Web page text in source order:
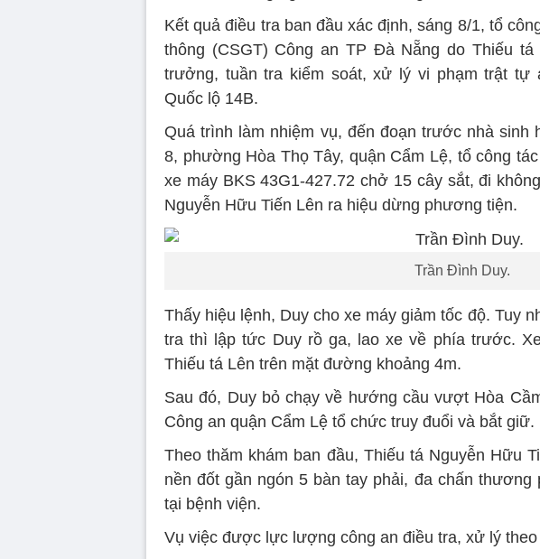
Kết quả điều tra ban đầu xác định, sáng 8/1, tổ
thông (CSGT) Công an TP Đà Nẵng do Thiếu
trưởng, tuần tra kiểm soát, xử lý vi phạm trật tự
Quốc lộ 14B.
Quá trình làm nhiệm vụ, đến đoạn trước nhà sinh
8, phường Hòa Thọ Tây, quận Cẩm Lệ, tổ công
xe máy BKS 43G1-427.72 chở 15 cây sắt, đi
Nguyễn Hữu Tiến Lên ra hiệu dừng phương tiện.
Trần Đình Duy.
Thấy hiệu lệnh, Duy cho xe máy giảm tốc độ. Tuy
tra thì lập tức Duy rồ ga, lao xe về phía trước.
Thiếu tá Lên trên mặt đường khoảng 4m.
Sau đó, Duy bỏ chạy về hướng cầu vượt Hòa
Công an quận Cẩm Lệ tổ chức truy đuổi và bắt giữ.
Theo thăm khám ban đầu, Thiếu tá Nguyễn Hữu
nền đốt gần ngón 5 bàn tay phải, đa chấn
tại bệnh viện.
Vụ việc được lực lượng công an điều tra, xử lý theo